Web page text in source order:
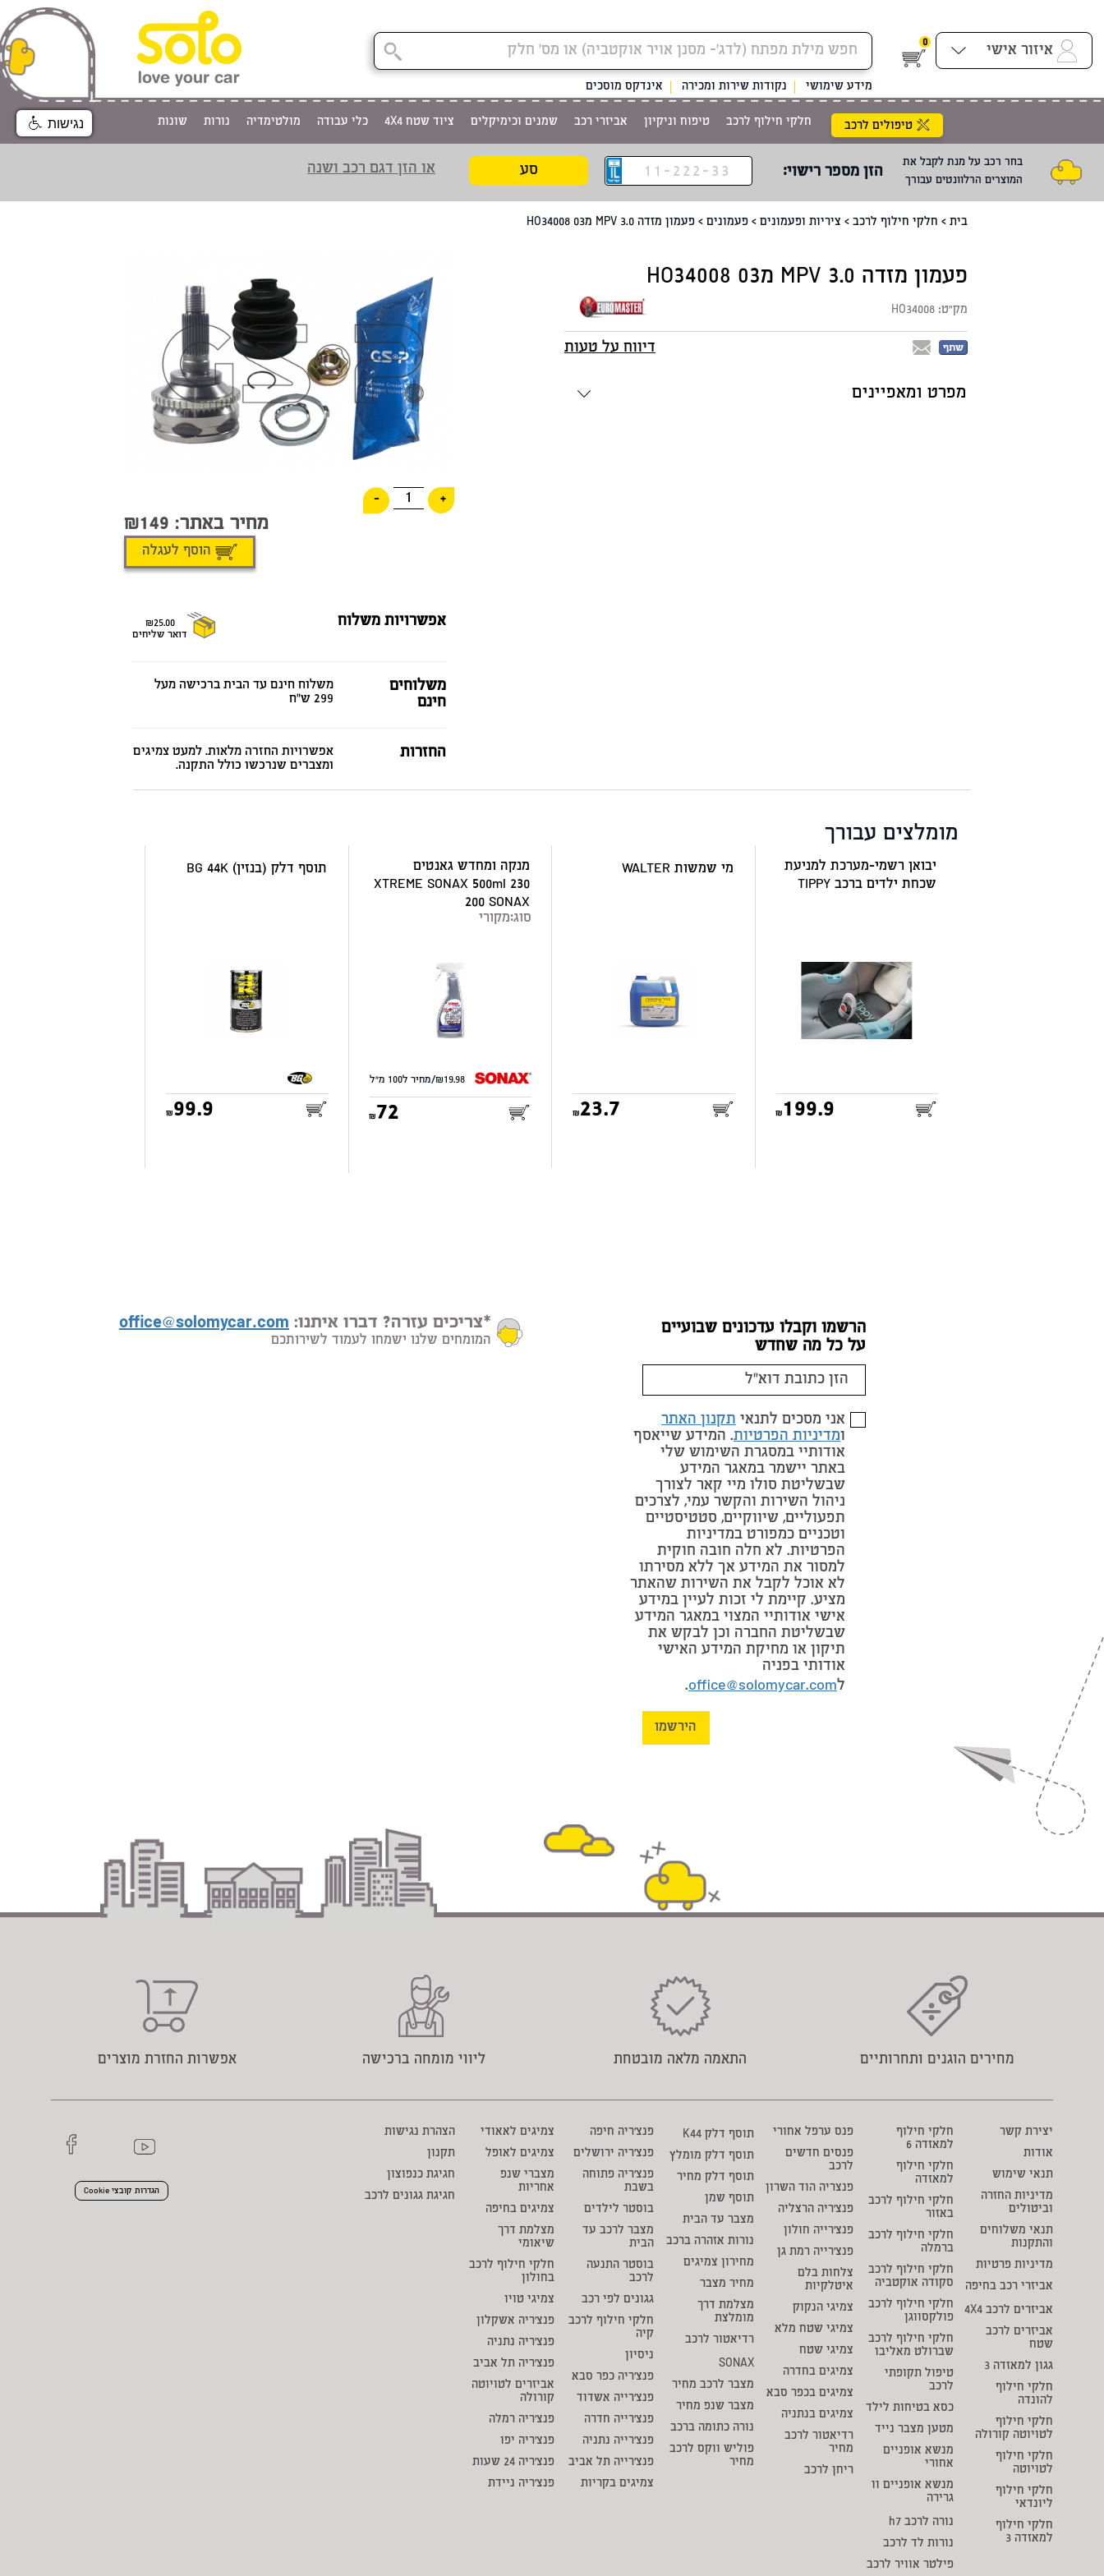
איזור אישי 0
מידע שימושי נקודות שירות ומכירה אינדקס מוסכים
טיפולים לרכב חלקי חילוף לרכב טיפוח וניקיון אביזרי רכב שמנים וכימיקלים ציוד שטח 4X4 כלי עבודה מולטימדיה נורות שונות
קטגוריית
בחר רכב על מנת לקבל את
המוצרים הרלוונטים עבורך
הזן מספר רישוי: סע או הזן דגם רכב ושנה
בית > חלקי חילוף לרכב > ציריות ופעמונים >פעמונים >פעמון מזדה MPV 3.0 מHO34008 03
+
1
-
מחיר באתר: 149
הוסף לעגלה
אפשרויות משלוח
₪25.00
דואר שליחים
משלוחים
חינם
משלוח חינם עד הבית ברכישה מעל
299 ש"ח
החזרות
אפשרויות החזרה מלאות. למעט צמיגים
ומצברים שנרכשו כולל התקנה.
פעמון מזדה MPV 3.0 מHO34008 03
מק"ט:HO34008
שתף דיווח על טעות
מפרט ומאפיינים
מומלצים עבורך
יבואן רשמי-מערכת למניעת
שכחת ילדים ברכב TIPPY
199.9
מי שמשות WALTER
23.7
מנקה ומחדש גאנטים
XTREME SONAX 500ml 230
200 SONAX
סוג:מקורי
19.98/מחיר ל100 מ"ל
72
תוסף דלק (בנזין) BG 44K
99.9
הרשמו וקבלו עדכונים שבועיים
על כל מה שחדש
אני מסכים לתנאי תקנון האתר
ומדיניות הפרטיות. המידע שייאסף
אודותיי במסגרת השימוש שלי
באתר יישמר במאגר המידע
שבשליטת סולו מיי קאר לצורך
ניהול השירות והקשר עמי, לצרכים
תפעוליים, שיווקיים, סטטיסטיים
וטכניים כמפורט במדיניות
הפרטיות. לא חלה חובה חוקית
למסור את המידע אך ללא מסירתו
לא אוכל לקבל את השירות שהאתר
מציע. קיימת לי זכות לעיין במידע
אישי אודותיי המצוי במאגר המידע
שבשליטת החברה וכן לבקש את
תיקון או מחיקת המידע האישי
אודותי בפניה
לoffice@solomycar.com
.
הירשמו
*צריכים עזרה? דברו איתנו: office@solomycar.com
המומחים שלנו ישמחו לעמוד לשירותכם
מחירים הוגנים ותחרותיים התאמה מלאה מובטחת ליווי מומחה ברכישה אפשרות החזרת מוצרים
יצירת קשר
אודות
תנאי שימוש
מדיניות החזרה
וביטולים
תנאי משלוחים
והתקנות
מדיניות פרטיות
אביזרי רכב בחיפה
אביזרים לרכב 4X4
אביזרים לרכב
שטח
גגון למאזדה 3
חלקי חילוף
להונדה
חלקי חילוף
לטויוטה קורולה
חלקי חילוף
לטויוטה
חלקי חילוף
ליונדאי
חלקי חילוף
למאזדה 3
חלקי חילוף
למאזדה 6
חלקי חילוף
למאזדה
חלקי חילוף לרכב
באזור
חלקי חילוף לרכב
ברמלה
חלקי חילוף לרכב
סקודה אוקטביה
חלקי חילוף לרכב
פולקסווגן
חלקי חילוף לרכב
שברולט מאליבו
טיפול תקופתי
לרכב
כסא בטיחות לילד
מטען מצבר נייד
מנשא אופניים
אחורי
מנשא אופניים וו
גרירה
נורה לרכב h7
נורות לד לרכב
פילטר אוויר לרכב
פנס ערפל אחורי
פנסים חדשים
לרכב
פנצריה הוד השרון
פנצ'ריה הרצליה
פנצ'רייה חולון
פנצ'רייה רמת גן
צלחות בלם
איטלקיות
צמיגי הנקוק
צמיגי שטח מלא
צמיגי שטח
צמיגים בחדרה
צמיגים בכפר סבא
צמיגים בנתניה
רדיאטור לרכב
מחיר
ריחן לרכב
תוסף דלק K44
תוסף דלק מומלץ
תוסף דלק מחיר
תוסף שמן
מצבר עד הבית
נורות אזהרה ברכב
מחירון צמיגים
מחיר מצבר
מצלמת דרך
מומלצת
רדיאטור לרכב
SONAX
מצבר לרכב מחיר
מצבר שנפ מחיר
נורה כתומה ברכב
פוליש ווקס לרכב
מחיר
פנצ'ריה חיפה
פנצ'ריה ירושלים
פנצ'ריה פתוחה
בשבת
בוסטר לילדים
מצבר לרכב עד
הבית
בוסטר התנעה
לרכב
גגונים לפי רכב
חלקי חילוף לרכב
קיה
ניסיון
פנצ'ריה כפר סבא
פנצ'רייה אשדוד
פנצ'רייה חדרה
פנצ'רייה נתניה
פנצ'רייה תל אביב
צמיגים בקריות
צמיגים לאאודי
צמיגים לאופל
מצברי שנפ
אחריות
צמיגים בחיפה
מצלמת דרך
שיאומי
חלקי חילוף לרכב
בחולון
צמיגי טויו
פנצ'ריה אשקלון
פנצ'ריה נתניה
פנצ'ריה תל אביב
אביזרים לטויוטה
קורולה
פנצ'ריה רמלה
פנצ'ריה יפו
פנצ'ריה 24 שעות
פנצ'ריה ניידת
הצהרת נגישות
תקנון
חגיגת כנפוצון
חגיגת גגונים לרכב
הגדרות קובצי Cookie
נגישות